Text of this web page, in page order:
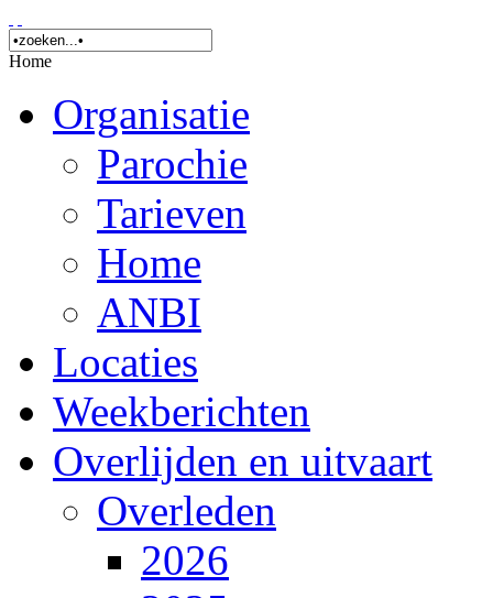
Home
Organisatie
Parochie
Tarieven
Home
ANBI
Locaties
Weekberichten
Overlijden en uitvaart
Overleden
2026